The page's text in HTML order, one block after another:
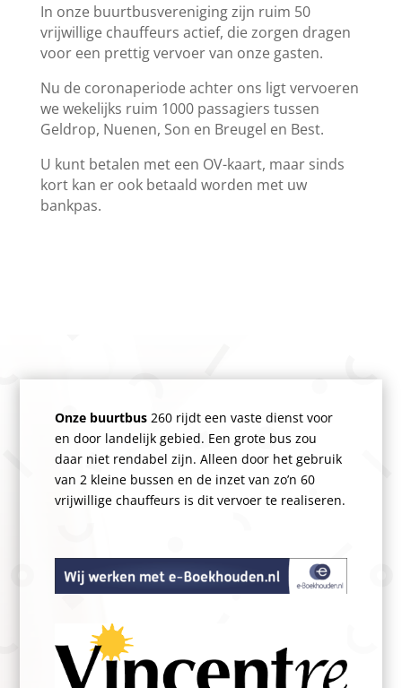
In onze buurtbusvereniging zijn ruim 50
vrijwillige chauffeurs actief, die zorgen dragen
voor een prettig vervoer van onze gasten.
Nu de coronaperiode achter ons ligt vervoeren
we wekelijks ruim 1000 passagiers tussen
Geldrop, Nuenen, Son en Breugel en Best.
U kunt betalen met een OV-kaart, maar sinds
kort kan er ook betaald worden met uw
bankpas.
Onze buurtbus 260 rijdt een vaste dienst voor
en door landelijk gebied. Een grote bus zou
daar niet rendabel zijn. Alleen door het gebruik
van 2 kleine bussen en de inzet van zo’n 60
vrijwillige chauffeurs is dit vervoer te realiseren.